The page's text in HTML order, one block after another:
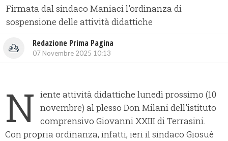
Firmata dal sindaco Maniaci l'ordinanza di
sospensione delle attività didattiche
Redazione Prima Pagina
07 Novembre 2025 10:13
N iente attività didattiche lunedì prossimo (10
novembre) al plesso Don Milani dell'istituto
comprensivo Giovanni XXIII di Terrasini.
Con propria ordinanza, infatti, ieri il sindaco Giosuè